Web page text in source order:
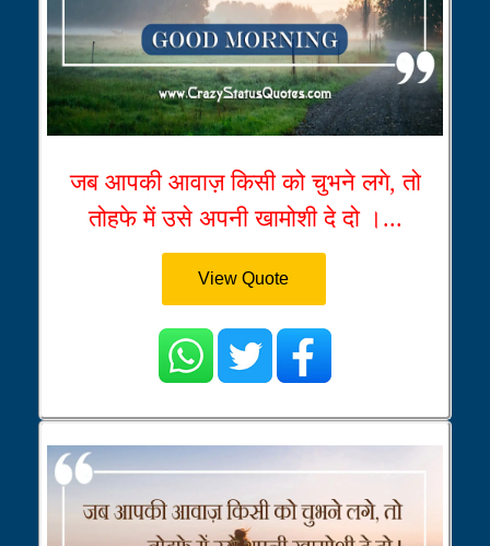
जब आपकी आवाज़ किसी को चुभने लगे, तो
तोहफे में उसे अपनी खामोशी दे दो ।...
View Quote